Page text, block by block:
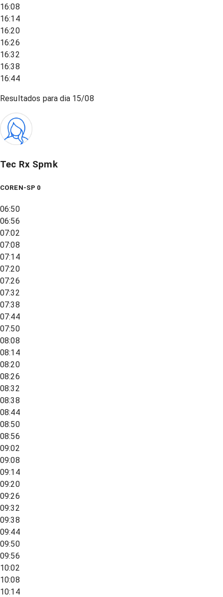
16:08
16:14
16:20
16:26
16:32
16:38
16:44
Resultados para dia 15/08
Tec Rx Spmk
COREN-SP 0
06:50
06:56
07:02
07:08
07:14
07:20
07:26
07:32
07:38
07:44
07:50
08:08
08:14
08:20
08:26
08:32
08:38
08:44
08:50
08:56
09:02
09:08
09:14
09:20
09:26
09:32
09:38
09:44
09:50
09:56
10:02
10:08
10:14